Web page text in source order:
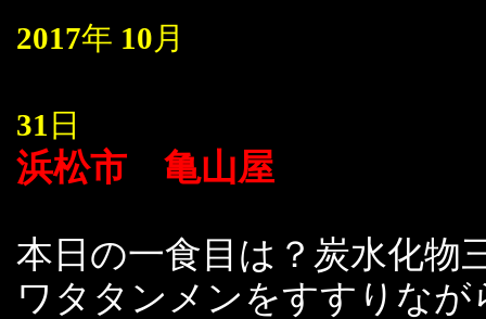
2017年 10月
31 日
浜松市 亀山屋
本日の一食目は？炭水化物
ワタタンメンをすすりな